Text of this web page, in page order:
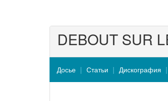
DEBOUT SUR
Досье Статьи Дискография